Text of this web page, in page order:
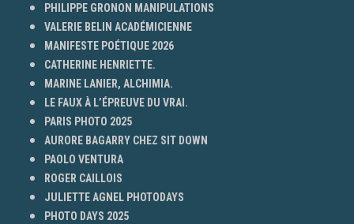
PHILIPPE GRONON MANIPULATIONS
VALERIE BELIN ACADÉMICIENNE
MANIFESTE POÉTIQUE 2026
CATHERINE HENRIETTE.
MARINE LANIER, ALCHIMIA.
LE FAUX À L’ÉPREUVE DU VRAI.
PARIS PHOTO 2025
AURORE BAGARRY CHEZ SIT DOWN
PAOLO VENTURA
ROGER CAILLOIS
JULIETTE AGNEL PHOTODAYS
PHOTO DAYS 2025